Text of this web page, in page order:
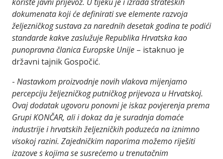
dokumenata koji će definirati sve elemente razvoja
željezničkog sustava za narednih desetak godina te podići
standarde kakve zaslužuje Republika Hrvatska kao
punopravna članica Europske Unije – istaknuo je
državni tajnik Gospočić.
- Nastavkom proizvodnje novih vlakova mijenjamo
percepciju željezničkog putničkog prijevoza u Hrvatskoj.
Ovaj dodatak ugovoru ponovni je iskaz povjerenja prema
Grupi KONČAR, ali i dokaz da je suradnja domaće
industrije i hrvatskih željezničkih poduzeća na iznimno
visokoj razini. Zajedničkim naporima možemo riješiti
izazove s kojima se susrećemo u trenutačnim